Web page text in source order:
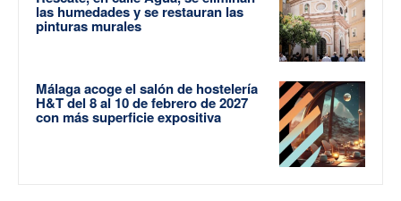
las humedades y se restauran las
pinturas murales
Málaga acoge el salón de hostelería
H&T del 8 al 10 de febrero de 2027
con más superficie expositiva